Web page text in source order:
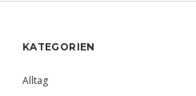
Sidebar
KATEGORIEN
Alltag